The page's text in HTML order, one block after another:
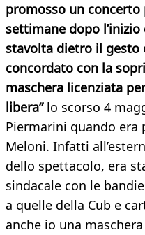
promosso un concerto
settimane dopo l’inizio
stavolta dietro il gesto
concordato con la
maschera licenziata
libera”lo scorso 4
Piermarini quando era
Meloni. Infatti
dello spettacolo, era
sindacale con le
a quelle della Cub e
anche io una